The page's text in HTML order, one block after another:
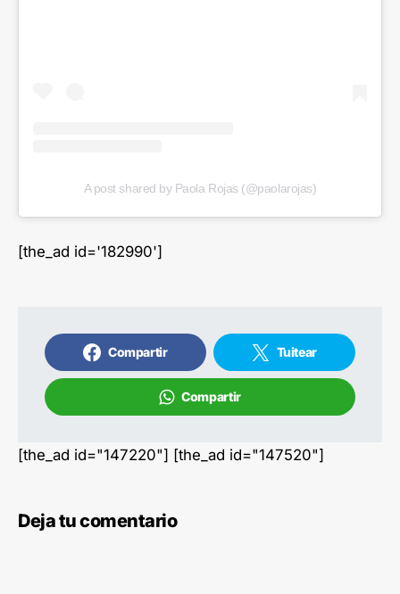
A post shared by Paola Rojas (@paolarojas)
[the_ad id='182990']
Compartir Tuitear
Compartir
[the_ad id="147220"] [the_ad id="147520"]
Deja tu comentario